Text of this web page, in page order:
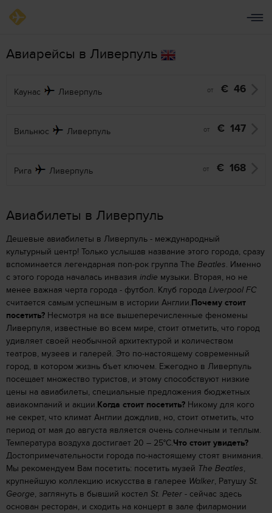
Авиарейсы в Ливерпуль
Каунас Ливерпуль от € 46
Вильнюс Ливерпуль от € 147
Рига Ливерпуль от € 168
Aвиабилеты в Ливерпуль
Дешевые авиабилеты в Ливерпуль - международный
культурный центр! Только услышав название этого города, сразу
вспоминается легендарная поп-рок группа The Beatles. Именно
с этого города началась инвазия indie музыки. Вторая, но не
менее важная черта города - футбол. Клуб города Liverpool FC
считается самым успешным в истории Англии.Почему стоит
посетить? Несмотря на все вышеперечисленные феномены
Ливерпуля, известные во всем мире, стоит отметить, что город
удивляет своей необычной архитектурой и количеством
театров, музеев и галерей. Это по-настоящему современный
город, в котором жизнь бъет ключем. Ежегодно в Ливерпуль
посещает множество туристов, и этому способствуют низкие
цены на авиабилеты, специальные предложения бюджетных
авиакомпаний и акции.Когда стоит посетить? Никому для кого
не секрет, что климат Англии дождлив, но, стоит отметить, что
период от мая до августа является очень солнечным и теплым.
Температура воздуха достигает 20 – 25°C.Что стоит увидеть?
Достопримечательности города по-настоящему стоят внимания.
Мы рекомендуем Вам посетить: посетить музей The Beatles,
крупнейшую коллекцию искусства в галерее Walker, Ратушу St.
George, заглянуть в бывший костел St. Peter - сейчас здесь
основан ресторан, и сходить на концерт в зале филармонии